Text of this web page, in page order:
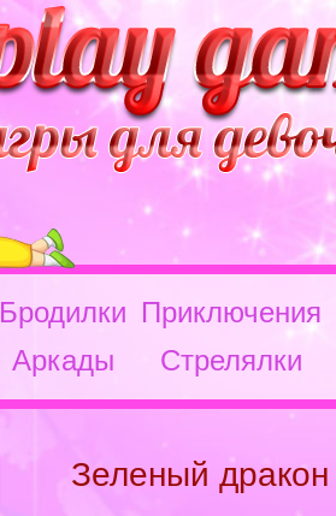
Бродилки Приключения
Аркады Стрелялки
Зеленый дракон